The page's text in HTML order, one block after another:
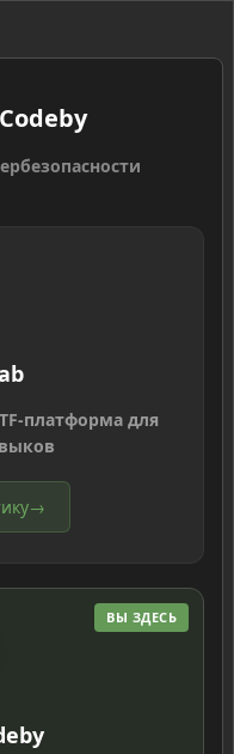
платформа для
→
ВЫ ЗДЕСЬ